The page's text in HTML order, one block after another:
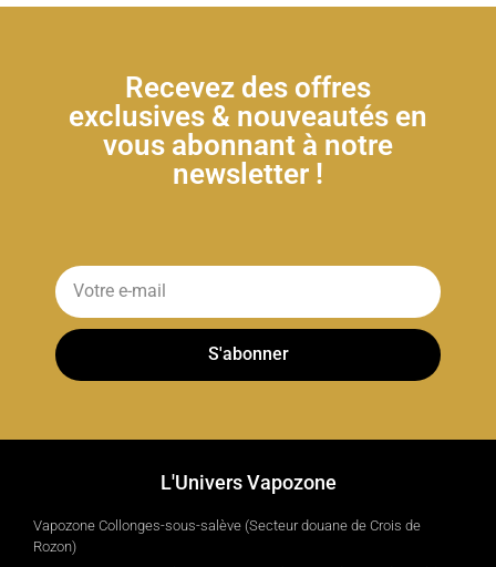
Recevez des offres
exclusives & nouveautés en
vous abonnant à notre
newsletter !
S'abonner
L'Univers Vapozone
Vapozone Collonges-sous-salève (Secteur douane de Crois de
Rozon)